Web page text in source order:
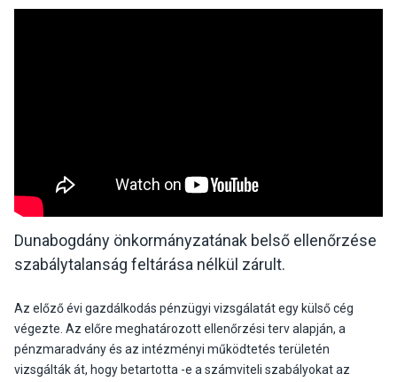
Dunabogdány önkormányzatának belső ellenőrzése
szabálytalanság feltárása nélkül zárult.
Az előző évi gazdálkodás pénzügyi vizsgálatát egy külső cég
végezte. Az előre meghatározott ellenőrzési terv alapján, a
pénzmaradvány és az intézményi működtetés területén
vizsgálták át, hogy betartotta -e a számviteli szabályokat az